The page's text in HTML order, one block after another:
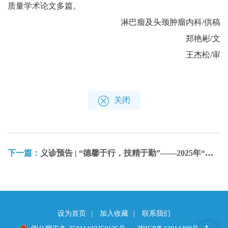
质量学术论文多篇。
淋巴瘤及头颈肿瘤内科/供稿
郑艳彬/文
王杰松/审
关闭
下一篇： 义诊预告 | “德馨于行，技精于勤”——2025年“中国医师节”福建省肿瘤医院肿瘤大型专家义诊活动
设为首页 加入收藏
联系我们